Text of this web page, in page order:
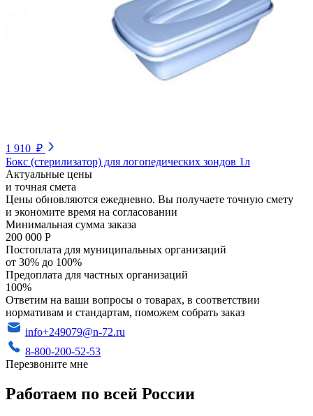
1 910 ₽
Бокс (стерилизатор) для логопедических зондов 1л
Актуальные цены
и точная смета
Цены обновляются ежедневно. Вы получаете точную смету
и экономите время на согласовании
Минимальная сумма заказа
200 000 Р
Постоплата для муниципальных организаций
от 30% до 100%
Предоплата для частных организаций
100%
Ответим на ваши вопросы о товарах, в соответствии
нормативам и стандартам, поможем собрать заказ
info+249079@n-72.ru
8-800-200-52-53
Перезвоните мне
Работаем по всей России